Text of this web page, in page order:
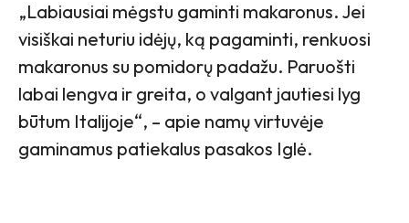
„Labiausiai mėgstu gaminti makaronus. Jei
visiškai neturiu idėjų, ką pagaminti, renkuosi
makaronus su pomidorų padažu. Paruošti
labai lengva ir greita, o valgant jautiesi lyg
būtum Italijoje“, – apie namų virtuvėje
gaminamus patiekalus pasakos Iglė.